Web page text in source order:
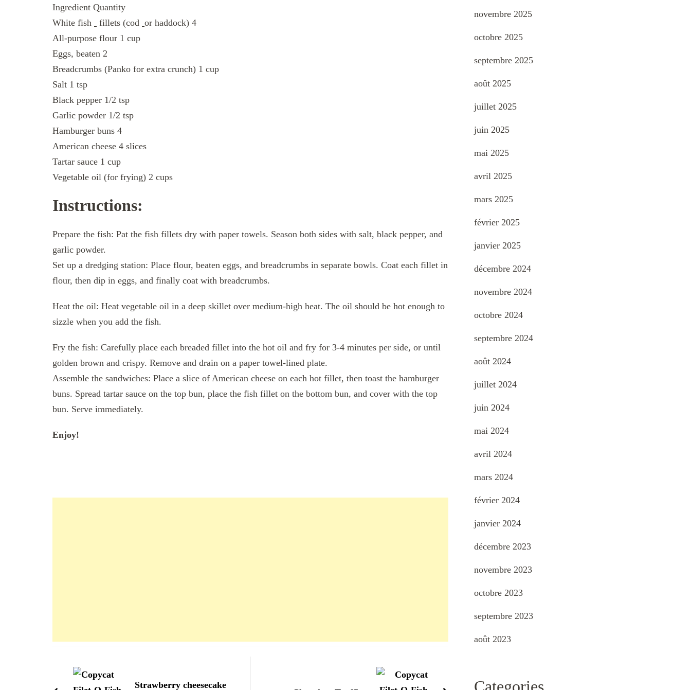
Ingredient Quantity
White fish
fillets (cod or haddock) 4
All-purpose flour 1 cup
Eggs, beaten 2
Breadcrumbs (Panko for extra crunch) 1 cup
Salt 1 tsp
Black pepper 1/2 tsp
Garlic powder 1/2 tsp
Hamburger buns 4
American cheese 4 slices
Tartar sauce 1 cup
Vegetable oil (for frying) 2 cups
Instructions:
Prepare the fish: Pat the fish fillets dry with paper towels. Season both sides with salt, black pepper, and
garlic powder.
Set up a dredging station: Place flour, beaten eggs, and breadcrumbs in separate bowls. Coat each fillet in
flour, then dip in eggs, and finally coat with breadcrumbs.
Heat the oil: Heat vegetable oil in a deep skillet over medium-high heat. The oil should be hot enough to
sizzle when you add the fish.
Fry the fish: Carefully place each breaded fillet into the hot oil and fry for 3-4 minutes per side, or until
golden brown and crispy. Remove and drain on a paper towel-lined plate.
Assemble the sandwiches: Place a slice of American cheese on each hot fillet, then toast the hamburger
buns. Spread tartar sauce on the top bun, place the fish fillet on the bottom bun, and cover with the top
bun. Serve immediately.
Enjoy!
d'article
Strawberry cheesecake
novembre 2025
octobre 2025
septembre 2025
août 2025
juillet 2025
juin 2025
mai 2025
avril 2025
mars 2025
février 2025
janvier 2025
décembre 2024
novembre 2024
octobre 2024
septembre 2024
août 2024
juillet 2024
juin 2024
mai 2024
avril 2024
mars 2024
février 2024
janvier 2024
décembre 2023
novembre 2023
octobre 2023
septembre 2023
août 2023